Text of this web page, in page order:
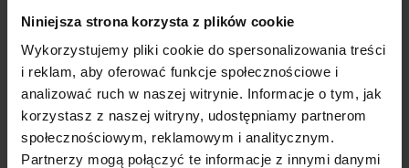
Niniejsza strona korzysta z plików cookie
Wykorzystujemy pliki cookie do spersonalizowania treści
i reklam, aby oferować funkcje społecznościowe i
analizować ruch w naszej witrynie. Informacje o tym, jak
korzystasz z naszej witryny, udostępniamy partnerom
społecznościowym, reklamowym i analitycznym.
Partnerzy mogą połączyć te informacje z innymi danymi
Producent
Importer
Nazwa
Kolba sp. z o.o.